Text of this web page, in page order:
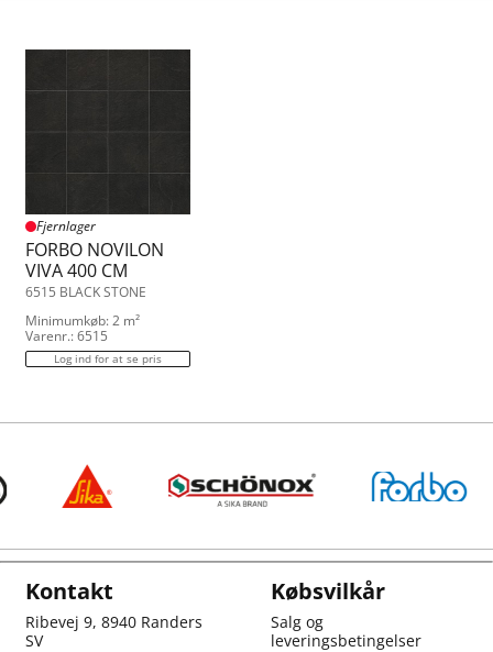
Fjernlager
FORBO NOVILON
VIVA 400 CM
6515 BLACK STONE
Minimumkøb: 2 m²
Varenr.: 6515
Log ind for at se pris
Kontakt
Ribevej 9, 8940 Randers
SV
Købsvilkår
Salg og
leveringsbetingelser